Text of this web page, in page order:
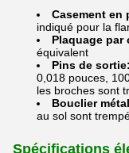
Casement en
indiqué pour la
Plaquage par
équivalent
Pins de sortie:
0,018 pouces,
les broches sont
Bouclier
au sol sont
Spécifications